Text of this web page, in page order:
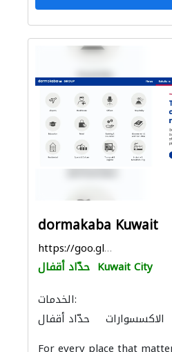
dormakaba Kuwait
https://goo.gl/maps/ub5UNidpB8qEZSRi8
حدّاد أقفال Kuwait City
الخدمات:
حدّاد أقفال
الاكسسوارات